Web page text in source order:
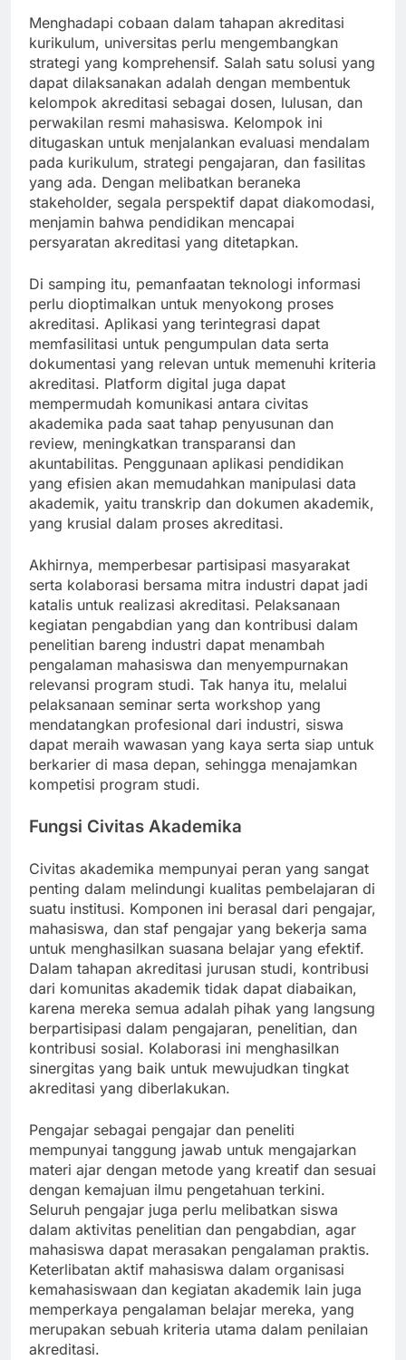
Menghadapi cobaan dalam tahapan akreditasi
kurikulum, universitas perlu mengembangkan
strategi yang komprehensif. Salah satu solusi yang
dapat dilaksanakan adalah dengan membentuk
kelompok akreditasi sebagai dosen, lulusan, dan
perwakilan resmi mahasiswa. Kelompok ini
ditugaskan untuk menjalankan evaluasi mendalam
pada kurikulum, strategi pengajaran, dan fasilitas
yang ada. Dengan melibatkan beraneka
stakeholder, segala perspektif dapat diakomodasi,
menjamin bahwa pendidikan mencapai
persyaratan akreditasi yang ditetapkan.
Di samping itu, pemanfaatan teknologi informasi
perlu dioptimalkan untuk menyokong proses
akreditasi. Aplikasi yang terintegrasi dapat
memfasilitasi untuk pengumpulan data serta
dokumentasi yang relevan untuk memenuhi kriteria
akreditasi. Platform digital juga dapat
mempermudah komunikasi antara civitas
akademika pada saat tahap penyusunan dan
review, meningkatkan transparansi dan
akuntabilitas. Penggunaan aplikasi pendidikan
yang efisien akan memudahkan manipulasi data
akademik, yaitu transkrip dan dokumen akademik,
yang krusial dalam proses akreditasi.
Akhirnya, memperbesar partisipasi masyarakat
serta kolaborasi bersama mitra industri dapat jadi
katalis untuk realizasi akreditasi. Pelaksanaan
kegiatan pengabdian yang dan kontribusi dalam
penelitian bareng industri dapat menambah
pengalaman mahasiswa dan menyempurnakan
relevansi program studi. Tak hanya itu, melalui
pelaksanaan seminar serta workshop yang
mendatangkan profesional dari industri, siswa
dapat meraih wawasan yang kaya serta siap untuk
berkarier di masa depan, sehingga menajamkan
kompetisi program studi.
Fungsi Civitas Akademika
Civitas akademika mempunyai peran yang sangat
penting dalam melindungi kualitas pembelajaran di
suatu institusi. Komponen ini berasal dari pengajar,
mahasiswa, dan staf pengajar yang bekerja sama
untuk menghasilkan suasana belajar yang efektif.
Dalam tahapan akreditasi jurusan studi, kontribusi
dari komunitas akademik tidak dapat diabaikan,
karena mereka semua adalah pihak yang langsung
berpartisipasi dalam pengajaran, penelitian, dan
kontribusi sosial. Kolaborasi ini menghasilkan
sinergitas yang baik untuk mewujudkan tingkat
akreditasi yang diberlakukan.
Pengajar sebagai pengajar dan peneliti
mempunyai tanggung jawab untuk mengajarkan
materi ajar dengan metode yang kreatif dan sesuai
dengan kemajuan ilmu pengetahuan terkini.
Seluruh pengajar juga perlu melibatkan siswa
dalam aktivitas penelitian dan pengabdian, agar
mahasiswa dapat merasakan pengalaman praktis.
Keterlibatan aktif mahasiswa dalam organisasi
kemahasiswaan dan kegiatan akademik lain juga
memperkaya pengalaman belajar mereka, yang
merupakan sebuah kriteria utama dalam penilaian
akreditasi.